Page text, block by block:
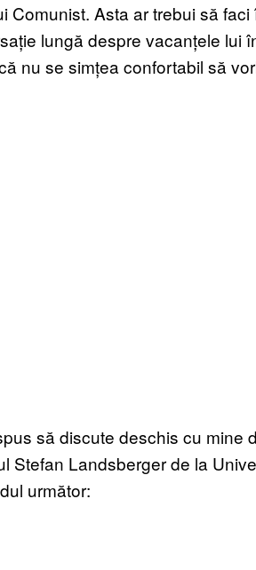
Comunist. Asta ar trebui să faci
lungă despre vacanțele lui
nu se simțea confortabil să
să discute deschis cu mine
Stefan Landsberger de la
următor: